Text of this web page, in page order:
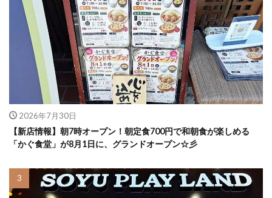
2026年7月30日
【新店情報】朝7時オープン！朝定食700円で和朝食が楽しめる
「かぐ食堂」が8月1日に、グランドオープン☆彡